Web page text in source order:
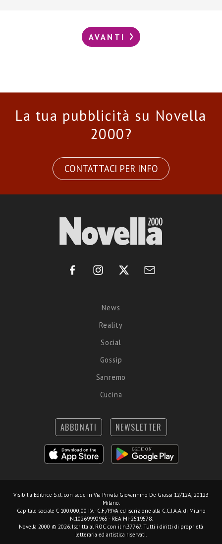
AVANTI
La tua pubblicità su Novella
2000?
CONTATTACI PER INFO
News
Reality
Social
Gossip
Sanremo
Cucina
ABBONATI NEWSLETTER
Visibilia Editrice S.r.l. con sede in Via Privata Giovannino De Grassi 12/12A, 20123
Milano.
Capitale sociale € 100.000,00 I.V. - C.F./P.IVA ed iscrizione alla C.C.I.A.A. di Milano
N.10269990965 - REA MI-2519578.
Novella 2000 © 2026. Iscritta al ROC con il n.37767. Tutti i diritti di proprietà
letteraria ed artistica riservati.